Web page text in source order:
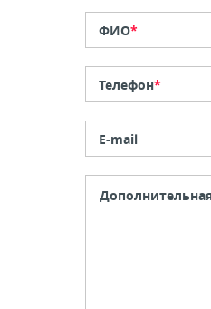
ФИО*
Телефон*
E-mail